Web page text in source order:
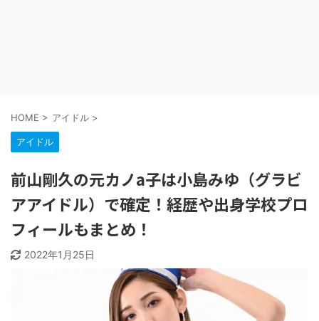
HOME > アイドル >
アイドル
前山剛久の元カノa子は小島みゆ（グラビ
アアイドル）で確定！経歴や出身学校プロ
フィールもまとめ！
2022年1月25日